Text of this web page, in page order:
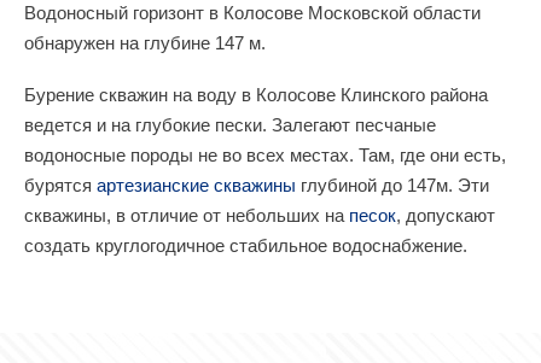
Водоносный горизонт в Колосове Московской области
обнаружен на глубине 147 м.
Бурение скважин на воду в Колосове Клинского района
ведется и на глубокие пески. Залегают песчаные
водоносные породы не во всех местах. Там, где они есть,
бурятся артезианские скважины глубиной до 147м. Эти
скважины, в отличие от небольших на песок, допускают
создать круглогодичное стабильное водоснабжение.